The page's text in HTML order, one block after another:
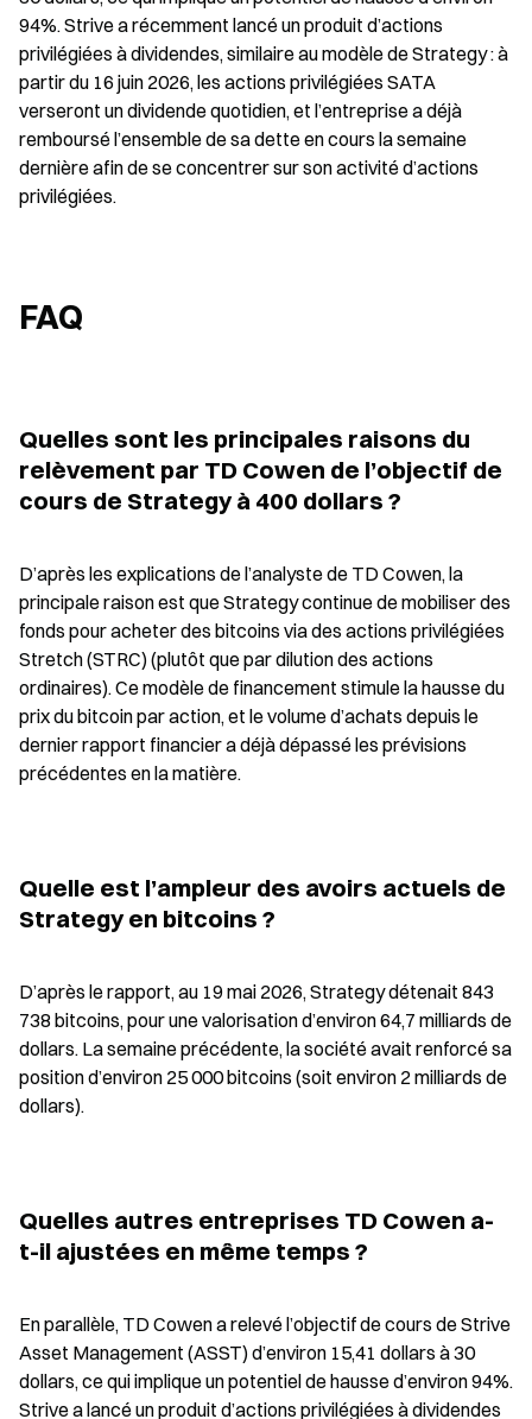
94%. Strive a récemment lancé un produit d’actions
privilégiées à dividendes, similaire au modèle de Strategy : à
partir du 16 juin 2026, les actions privilégiées SATA
verseront un dividende quotidien, et l’entreprise a déjà
remboursé l’ensemble de sa dette en cours la semaine
dernière afin de se concentrer sur son activité d’actions
privilégiées.
FAQ
Quelles sont les principales raisons du
relèvement par TD Cowen de l’objectif de
cours de Strategy à 400 dollars ?
D’après les explications de l’analyste de TD Cowen, la
principale raison est que Strategy continue de mobiliser des
fonds pour acheter des bitcoins via des actions privilégiées
Stretch (STRC) (plutôt que par dilution des actions
ordinaires). Ce modèle de financement stimule la hausse du
prix du bitcoin par action, et le volume d’achats depuis le
dernier rapport financier a déjà dépassé les prévisions
précédentes en la matière.
Quelle est l’ampleur des avoirs actuels de
Strategy en bitcoins ?
D’après le rapport, au 19 mai 2026, Strategy détenait 843
738 bitcoins, pour une valorisation d’environ 64,7 milliards de
dollars. La semaine précédente, la société avait renforcé sa
position d’environ 25 000 bitcoins (soit environ 2 milliards de
dollars).
Quelles autres entreprises TD Cowen a-
t-il ajustées en même temps ?
En parallèle, TD Cowen a relevé l’objectif de cours de Strive
Asset Management (ASST) d’environ 15,41 dollars à 30
dollars, ce qui implique un potentiel de hausse d’environ 94%.
Strive a lancé un produit d’actions privilégiées à dividendes